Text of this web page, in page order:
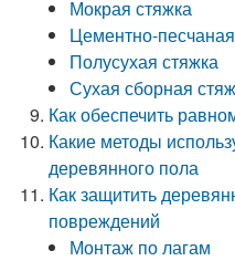
Мокрая стяжка
Цементно-
Полусухая стяжка
Сухая сборная
Как обеспечить
Какие методы
деревянного пола
Как защитить
повреждений
Монтаж по лагам